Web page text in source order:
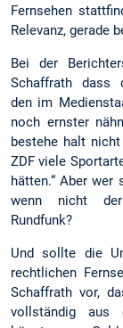
Fernsehen
Relevanz, gerade
Bei der
Schaffrath dass
den im
noch ernster
bestehe halt
ZDF viele
hätten.“ Aber
wenn nicht der
Rundfunk?
Und sollte die
rechtlichen
Schaffrath vor,
vollständig aus